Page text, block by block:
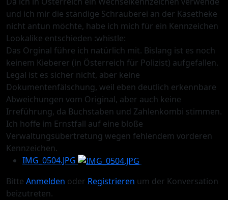
und ich mir die ständige Schrauberei an der Käsetheke
nicht antun möchte, habe ich mich für ein Kennzeichen
Lookalike entschieden :whistle:
Das Orginal führe ich natürlich mit. Bislang ist es noch
keinem Kieberer (in Österreich für Polizist) aufgefallen.
Legal ist es sicher nicht, aber keine
Dokumentenfälschung, weil eben deutlich erkennbare
Abweichungen vom Original, aber auch keine
Irreführung, da Buchstaben und Zahlenkombi stimmen.
Ich hoffe im Ernstfall auf eine bloße
Verwaltungsübertretung wegen fehlendem vorderen
Kennzeichen.
IMG_0504.JPG
Bitte Anmelden oder Registrieren um der Konversation
beizutreten.